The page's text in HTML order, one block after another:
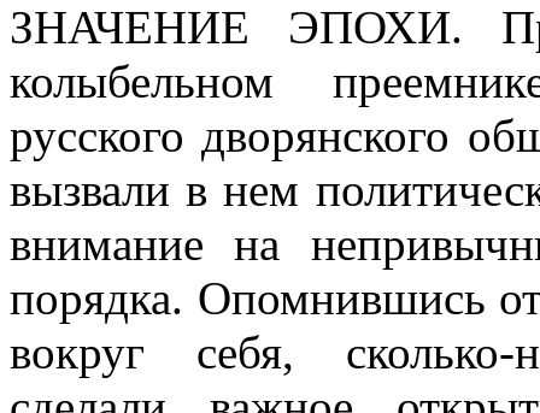
ЗНАЧЕНИЕ ЭПОХИ.
колыбельном
русского дворянского
вызвали в нем
внимание на
порядка. Опомнившись
вокруг себя,